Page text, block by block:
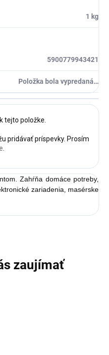
1 kg
5900779943421
Položka bola vypredaná…
tejto položke.
pridávať príspevky. Prosím
.
Zahŕňa domáce potreby,
zariadenia, masérske
zaujímať